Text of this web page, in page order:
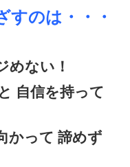
すのは・・・
ない！
自信を持って
かって 諦めず